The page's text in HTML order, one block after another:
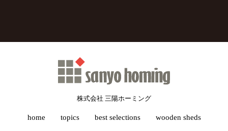
株式会社 三陽ホーミング
home topics best selections wooden sheds